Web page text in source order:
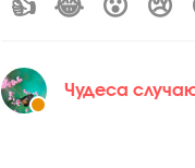
👍 😂 😮 😢
Чудеса